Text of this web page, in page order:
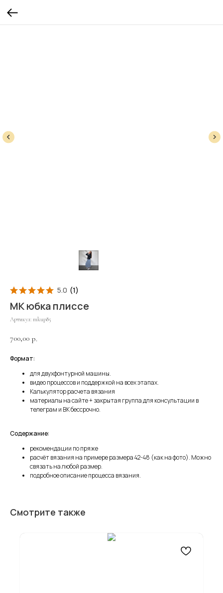
5.0 (1)
МК юбка плиссе
Артикул: mkup85
700,00 р.
Формат:
для двухфонтурной машины.
видео процессов и поддержкой на всех этапах.
Калькулятор расчета вязания
материалы на сайте + закрытая группа для консультации в
телеграм и ВК бессрочно.
Содержание:
рекомендации по пряже
расчёт вязания на примере размера 42-48 (как на фото). Можно
связать на любой размер.
подробное описание процесса вязания.
Смотрите также